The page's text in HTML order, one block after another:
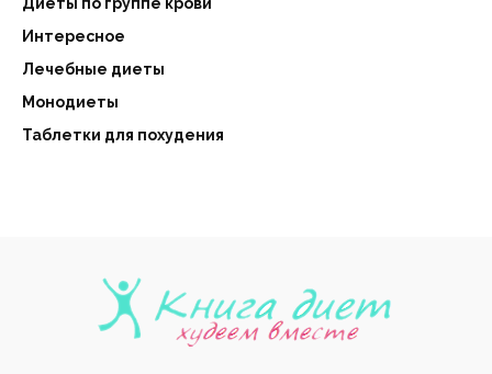
Диеты по группе крови
Интересное
Лечебные диеты
Монодиеты
Таблетки для похудения